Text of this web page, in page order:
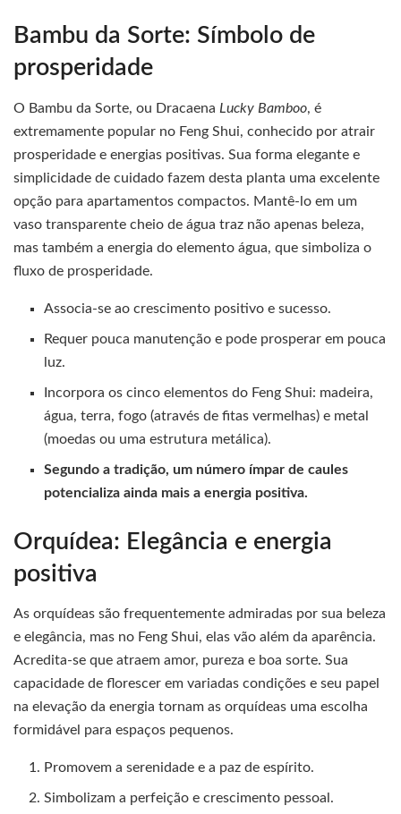
Bambu da Sorte: Símbolo de
prosperidade
O Bambu da Sorte, ou Dracaena Lucky Bamboo, é
extremamente popular no Feng Shui, conhecido por atrair
prosperidade e energias positivas. Sua forma elegante e
simplicidade de cuidado fazem desta planta uma excelente
opção para apartamentos compactos. Mantê-lo em um
vaso transparente cheio de água traz não apenas beleza,
mas também a energia do elemento água, que simboliza o
fluxo de prosperidade.
Associa-se ao crescimento positivo e sucesso.
Requer pouca manutenção e pode prosperar em pouca
luz.
Incorpora os cinco elementos do Feng Shui: madeira,
água, terra, fogo (através de fitas vermelhas) e metal
(moedas ou uma estrutura metálica).
Segundo a tradição, um número ímpar de caules
potencializa ainda mais a energia positiva.
Orquídea: Elegância e energia
positiva
As orquídeas são frequentemente admiradas por sua beleza
e elegância, mas no Feng Shui, elas vão além da aparência.
Acredita-se que atraem amor, pureza e boa sorte. Sua
capacidade de florescer em variadas condições e seu papel
na elevação da energia tornam as orquídeas uma escolha
formidável para espaços pequenos.
Promovem a serenidade e a paz de espírito.
Simbolizam a perfeição e crescimento pessoal.